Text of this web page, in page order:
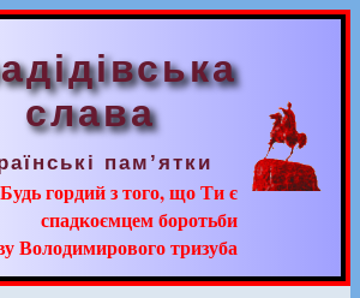
слава
пам’ятки
Будь гордий з того, що Ти є
спадкоємцем боротьби
Володимирового тризуба